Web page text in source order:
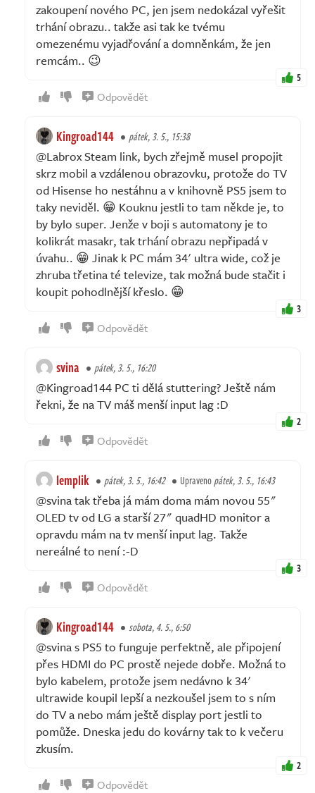
zakoupení nového PC, jen jsem nedokázal vyřešit
trhání obrazu.. takže asi tak ke tvému
omezenému vyjadřování a domněnkám, že jen
remcám.. 😉
5
Odpovědět
Kingroad144 pátek, 3. 5., 15:38
@Labrox Steam link, bych zřejmě musel propojit
skrz mobil a vzdálenou obrazovku, protože do TV
od Hisense ho nestáhnu a v knihovně PS5 jsem to
taky neviděl. 😁 Kouknu jestli to tam někde je, to
by bylo super. Jenže v boji s automatony je to
kolikrát masakr, tak trhání obrazu nepřipadá v
úvahu.. 😁 Jinak k PC mám 34' ultra wide, což je
zhruba třetina té televize, tak možná bude stačit i
koupit pohodlnější křeslo. 😁
3
Odpovědět
svina pátek, 3. 5., 16:20
@Kingroad144 PC ti dělá stuttering? Ještě nám
řekni, že na TV máš menší input lag :D
2
Odpovědět
lemplik pátek, 3. 5., 16:42 Upravenopátek, 3. 5., 16:43
@svina tak třeba já mám doma mám novou 55"
OLED tv od LG a starší 27" quadHD monitor a
opravdu mám na tv menší input lag. Takže
nereálné to není :-D
3
Odpovědět
Kingroad144 sobota, 4. 5., 6:50
@svina s PS5 to funguje perfektně, ale připojení
přes HDMI do PC prostě nejede dobře. Možná to
bylo kabelem, protože jsem nedávno k 34'
ultrawide koupil lepší a nezkoušel jsem to s ním
do TV a nebo mám ještě display port jestli to
pomůže. Dneska jedu do kovárny tak to k večeru
zkusím.
2
Odpovědět